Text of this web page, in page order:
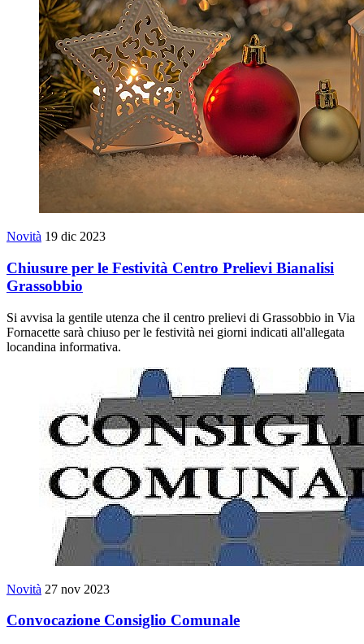
Novità 19 dic 2023
Chiusure per le Festività Centro Prelievi Bianalisi
Grassobbio
Si avvisa la gentile utenza che il centro prelievi di Grassobbio in Via
Fornacette sarà chiuso per le festività nei giorni indicati all'allegata
locandina informativa.
Novità 27 nov 2023
Convocazione Consiglio Comunale